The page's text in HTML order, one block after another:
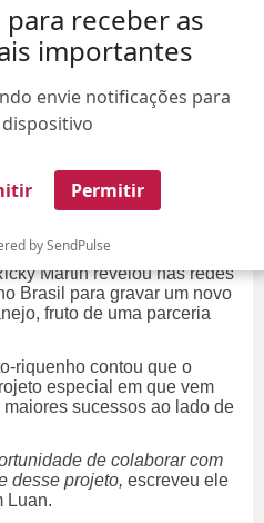
receber as
importantes
envie notificações para
Permitir
by SendPulse
mais uma colaboração
Martin revelou nas redes
Brasil para gravar um novo
fruto de uma parceria
riquenho contou que o
especial em que vem
sucessos ao lado de
de colaborar com
desse projeto, escreveu ele
Luan.